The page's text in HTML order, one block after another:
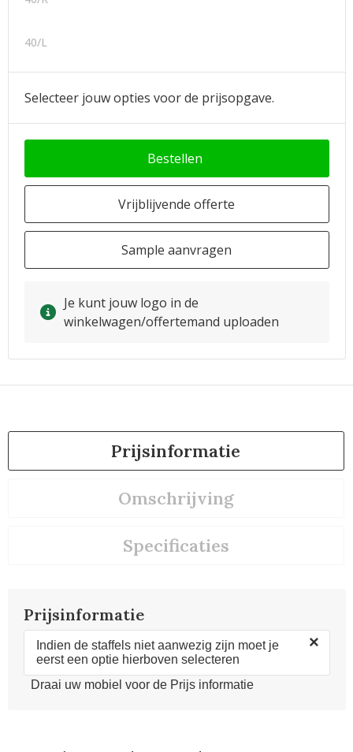
40/L
Selecteer jouw opties voor de prijsopgave.
Bestellen
Vrijblijvende offerte
Sample aanvragen
Je kunt jouw logo in de
winkelwagen/offertemand uploaden
Prijsinformatie
Omschrijving
Specificaties
Prijsinformatie
Indien de staffels niet aanwezig zijn moet je
eerst een optie hierboven selecteren
×
Draai uw mobiel voor de Prijs informatie